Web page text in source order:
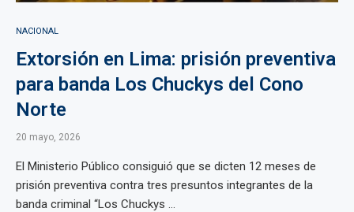
NACIONAL
Extorsión en Lima: prisión preventiva
para banda Los Chuckys del Cono
Norte
20 mayo, 2026
El Ministerio Público consiguió que se dicten 12 meses de
prisión preventiva contra tres presuntos integrantes de la
banda criminal “Los Chuckys ...